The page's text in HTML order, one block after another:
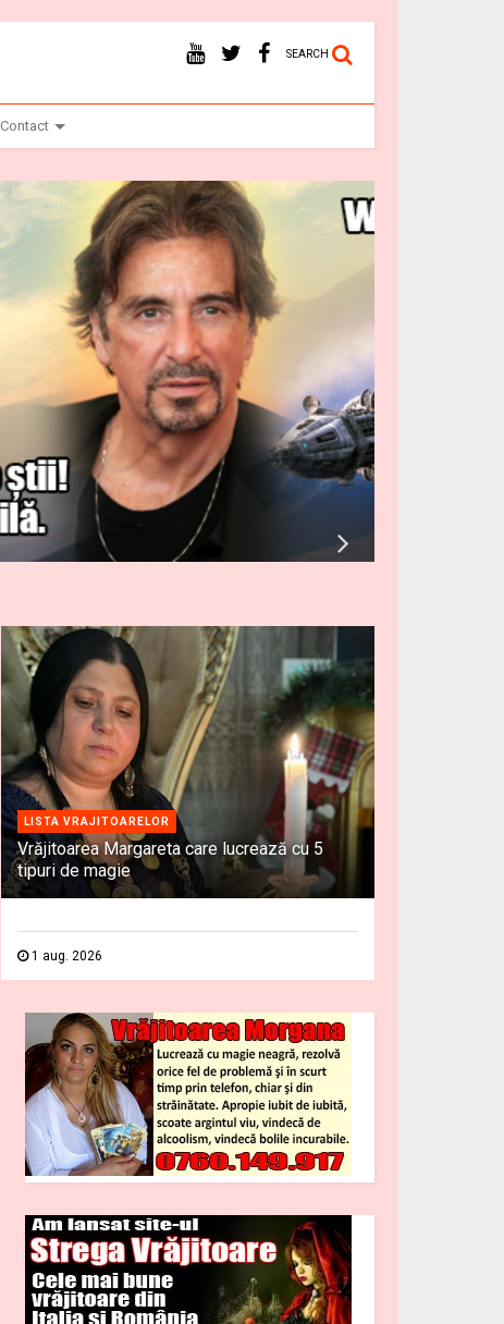
SEARCH
Contact
LISTA VRAJITOARELOR
Vrăjitoarea Margareta care lucrează cu 5
tipuri de magie
1 aug. 2026